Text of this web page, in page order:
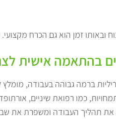
ובאותו זמן הוא גם הכרח
בהתאמה אישית
ברמה גבוהה בעבודה,
כמו רפואת שיניים,
את תהליך העבודה ומשפרת את